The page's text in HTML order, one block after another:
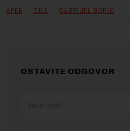
APEK ČILE GABRIJEL BORIĆ
OSTAVITE ODGOVOR